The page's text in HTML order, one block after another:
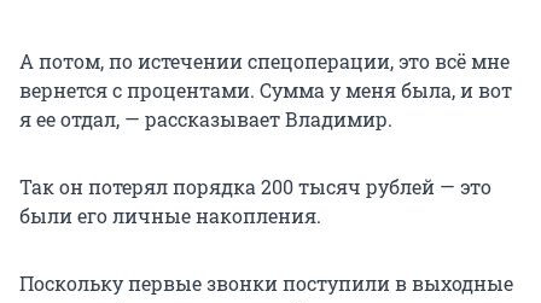
А потом, по истечении спецоперации, это всё мне
вернется с процентами. Сумма у меня была, и вот
я ее отдал, — рассказывает Владимир.
Так он потерял порядка 200 тысяч рублей — это
были его личные накопления.
Поскольку первые звонки поступили в выходные